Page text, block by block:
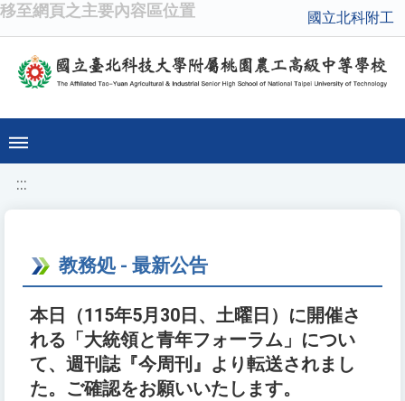
移至網頁之主要內容區位置 國立北科附工
:::
教務処 - 最新公告
本日（115年5月30日、土曜日）に開催さ
れる「大統領と青年フォーラム」につい
て、週刊誌『今周刊』より転送されまし
た。ご確認をお願いいたします。